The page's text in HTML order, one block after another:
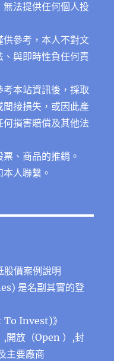
法提供任何個人投
參考，本人不對文
與即時性負任何責
本站資訊後，採取
接損失，或因此產
損害賠償及其他法
、商品的推銷。
本人聯繫。
價案例說明
是名副其實的登
To Invest)》
開放（Open ）,封
主要廠商